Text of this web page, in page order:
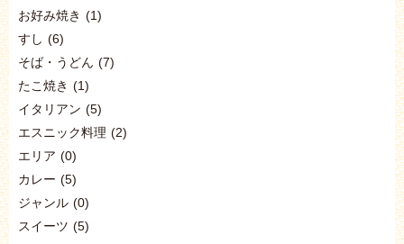
お好み焼き (1)
すし (6)
そば・うどん (7)
たこ焼き (1)
イタリアン (5)
エスニック料理 (2)
エリア (0)
カレー (5)
ジャンル (0)
スイーツ (5)